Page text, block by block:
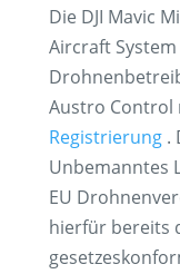
Die DJI Mavic
Aircraft
Austro Control
Registrierung .
Unbemanntes
EU
hierfür bereits